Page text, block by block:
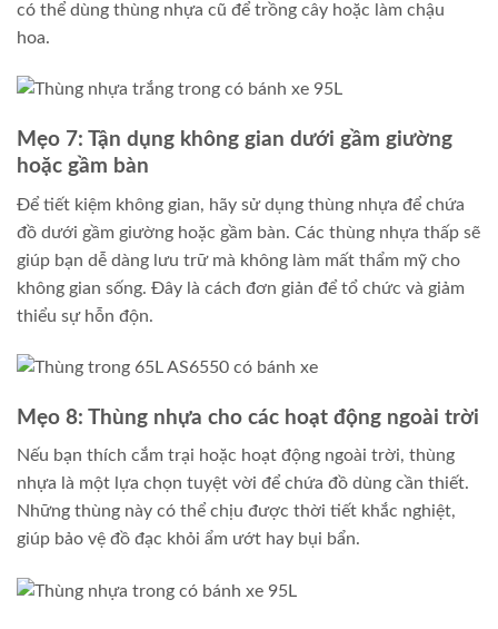
có thể dùng thùng nhựa cũ để trồng cây hoặc làm chậu
hoa.
Mẹo 7: Tận dụng không gian dưới gầm giường
hoặc gầm bàn
Để tiết kiệm không gian, hãy sử dụng thùng nhựa để chứa
đồ dưới gầm giường hoặc gầm bàn. Các thùng nhựa thấp sẽ
giúp bạn dễ dàng lưu trữ mà không làm mất thẩm mỹ cho
không gian sống. Đây là cách đơn giản để tổ chức và giảm
thiểu sự hỗn độn.
Mẹo 8: Thùng nhựa cho các hoạt động ngoài trời
Nếu bạn thích cắm trại hoặc hoạt động ngoài trời, thùng
nhựa là một lựa chọn tuyệt vời để chứa đồ dùng cần thiết.
Những thùng này có thể chịu được thời tiết khắc nghiệt,
giúp bảo vệ đồ đạc khỏi ẩm ướt hay bụi bẩn.